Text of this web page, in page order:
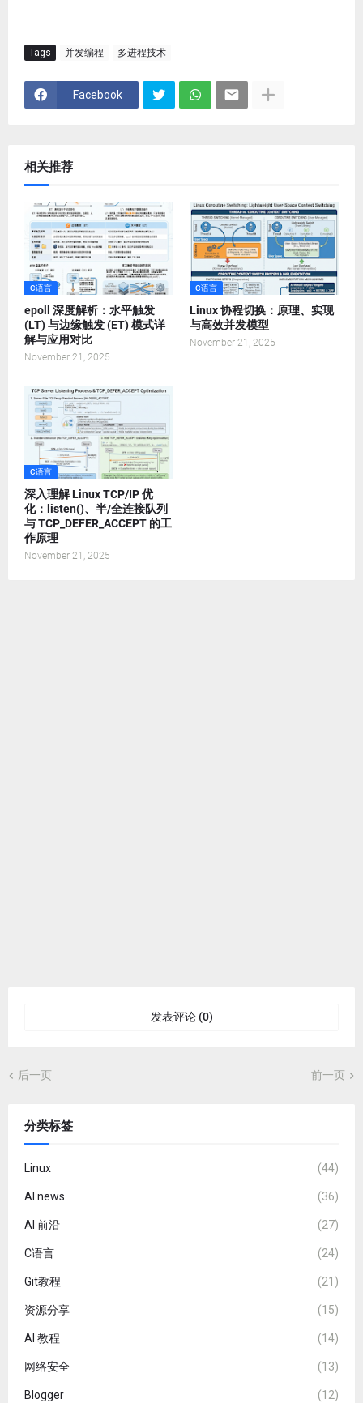
Tags 并发编程 多进程技术
Facebook
相关推荐
C语言
epoll 深度解析：水平触发
(LT) 与边缘触发 (ET) 模式详
解与应用对比
November 21, 2025
C语言
Linux 协程切换：原理、实现
与高效并发模型
November 21, 2025
C语言
深入理解 Linux TCP/IP 优
化：listen()、半/全连接队列
与 TCP_DEFER_ACCEPT 的工
作原理
November 21, 2025
发表评论 (0)
后一页 前一页
分类标签
Linux (44)
AI news (36)
AI 前沿 (27)
C语言 (24)
Git教程 (21)
资源分享 (15)
AI 教程 (14)
网络安全 (13)
Blogger (12)